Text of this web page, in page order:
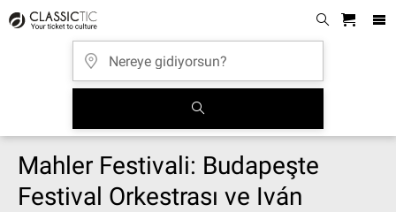
Mahler Festivali: Budapeşte
Festival Orkestrası ve Iván